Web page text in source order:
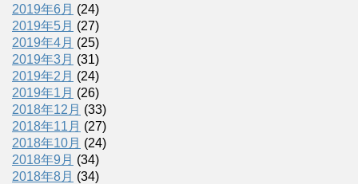
2019年6月 (24)
2019年5月 (27)
2019年4月 (25)
2019年3月 (31)
2019年2月 (24)
2019年1月 (26)
2018年12月 (33)
2018年11月 (27)
2018年10月 (24)
2018年9月 (34)
2018年8月 (34)